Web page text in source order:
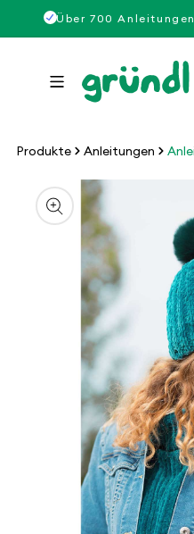
Direkt
zum
Über 700 Anleitungen
Produkte Anleitungen